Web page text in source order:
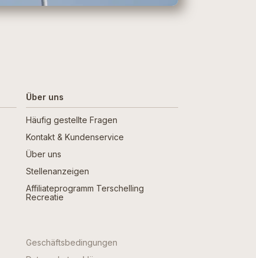
Über uns
Häufig gestellte Fragen
Kontakt & Kundenservice
Über uns
Stellenanzeigen
Affiliateprogramm Terschelling
Recreatie
Geschäftsbedingungen